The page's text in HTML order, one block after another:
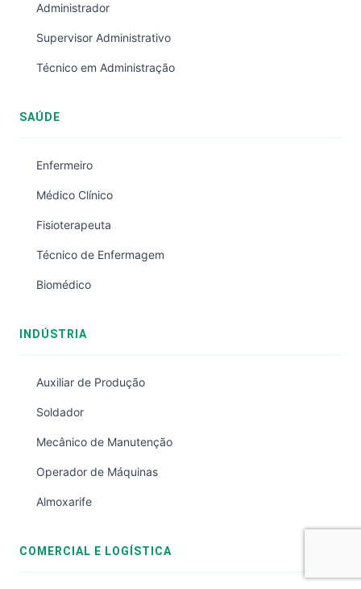
Administrador
Supervisor Administrativo
Técnico em Administração
SAÚDE
Enfermeiro
Médico Clínico
Fisioterapeuta
Técnico de Enfermagem
Biomédico
INDÚSTRIA
Auxiliar de Produção
Soldador
Mecânico de Manutenção
Operador de Máquinas
Almoxarife
COMERCIAL E LOGÍSTICA